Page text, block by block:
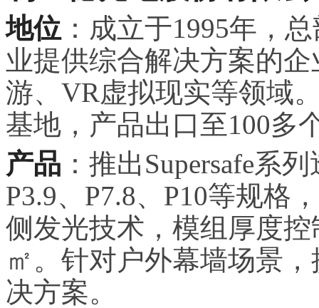
地位 ：成立于1995年，
业提供综合解决方案的
游、VR虚拟现实等领域
基地，产品出口至100多
产品 ：推出Supersafe系
P3.9、P7.8、P10等规格
侧发光技术，模组厚度
㎡。针对户外幕墙场景
决方案。